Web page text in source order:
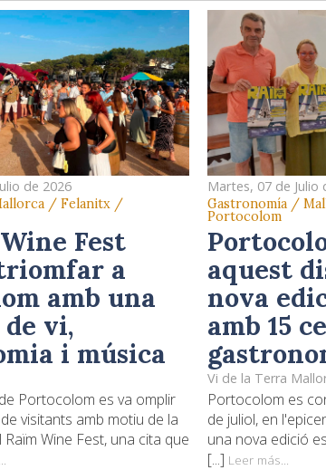
de 2026
/ Felanitx /
Fest
a
amb una
vi,
i música
Portocolom es va omplir
visitants amb motiu de la
Wine Fest, una cita que
Martes, 07 de Julio
Gastronomía /
Portocolom
aquest
nova
amb 15
Vi de la Terra
Portocolom es
de juliol, en
una nova edició
[...] Leer más...